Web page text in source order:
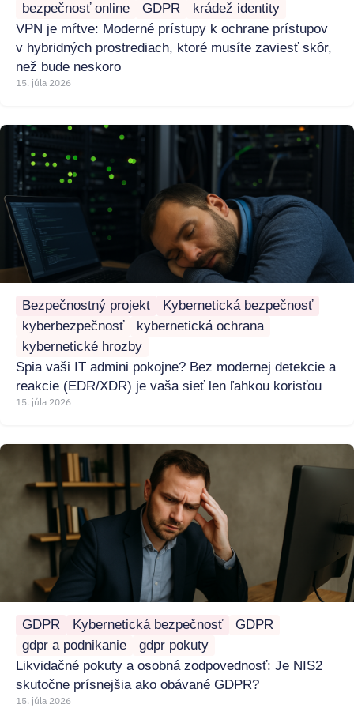
bezpečnosť online
GDPR
krádež identity
VPN je mŕtve: Moderné prístupy k ochrane prístupov
v hybridných prostrediach, ktoré musíte zaviesť skôr,
než bude neskoro
15. júla 2026
Bezpečnostný projekt
Kybernetická bezpečnosť
kyberbezpečnosť
kybernetická ochrana
kybernetické hrozby
Spia vaši IT admini pokojne? Bez modernej detekcie a
reakcie (EDR/XDR) je vaša sieť len ľahkou korisťou
15. júla 2026
GDPR Kybernetická bezpečnosť
GDPR
gdpr a podnikanie
gdpr pokuty
Likvidačné pokuty a osobná zodpovednosť: Je NIS2
skutočne prísnejšia ako obávané GDPR?
15. júla 2026